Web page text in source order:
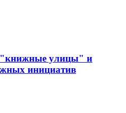
"книжные улицы" и
инициатив